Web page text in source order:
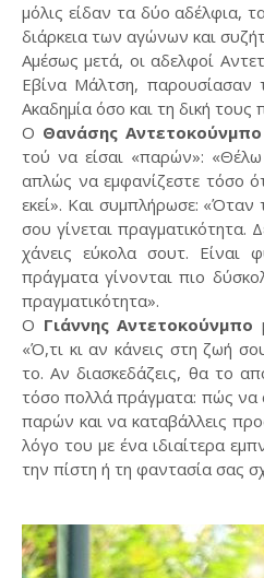
μόλις είδαν τα δύο αδέλφια,
διάρκεια των αγώνων και
Αμέσως μετά, οι αδελφοί
Εβίνα Μάλτση, παρουσίασαν
Ακαδημία όσο και τη δική τους
Ο Θανάσης Αντετοκούνμπο
τού να είσαι «παρών»:
απλώς να εμφανίζεστε τόσο
εκεί». Και συμπλήρωσε:
σου γίνεται πραγματικότητα.
χάνεις εύκολα σουτ. Είναι
πράγματα γίνονται πιο
πραγματικότητα».
Ο Γιάννης Αντετοκούνμπο
«Ό,τι κι αν κάνεις στη ζωή
το. Αν διασκεδάζεις, θα το
τόσο πολλά πράγματα: πώς να
παρών και να καταβάλλεις
λόγο του με ένα ιδιαίτερα
την πίστη ή τη φαντασία σας